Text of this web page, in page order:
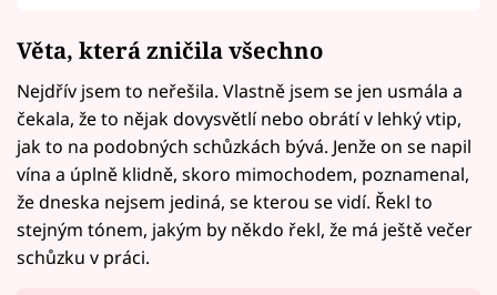
Věta, která zničila všechno
Nejdřív jsem to neřešila. Vlastně jsem se jen usmála a
čekala, že to nějak dovysvětlí nebo obrátí v lehký vtip,
jak to na podobných schůzkách bývá. Jenže on se napil
vína a úplně klidně, skoro mimochodem, poznamenal,
že dneska nejsem jediná, se kterou se vidí. Řekl to
stejným tónem, jakým by někdo řekl, že má ještě večer
schůzku v práci.